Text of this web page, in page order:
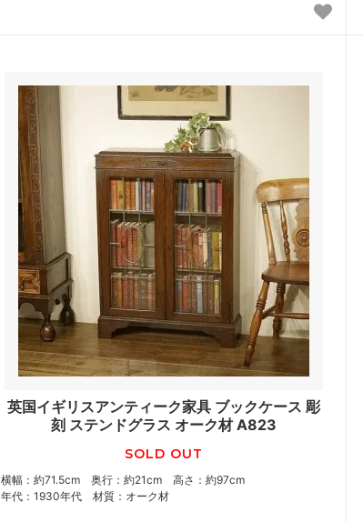
英国イギリスアンティーク家具 ブックケース 彫
刻 ステンドグラス オーク材 A823
SOLD OUT
横幅：約71.5cm 奥行：約21cm 高さ：約97cm
年代：1930年代 材質：オーク材